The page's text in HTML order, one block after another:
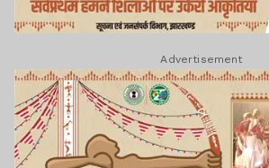
Advertisement